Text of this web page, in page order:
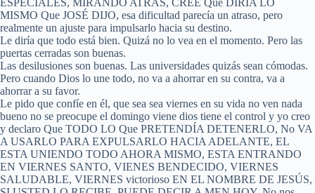
MISMO Que JOSÉ DIJO, esa dificultad parecía un atraso, pero
realmente un ajuste para impulsarlo hacia su destino.
Le diría que todo está bien. Quizá no lo vea en el momento. Pero las
puertas cerradas son buenas.
Las desilusiones son buenas. Las universidades quizás sean cómodas.
Pero cuando Dios lo une todo, no va a ahorrar en su contra, va a
ahorrar a su favor.
Le pido que confíe en él, que sea sea viernes en su vida no ven nada
bueno no se preocupe el domingo viene dios tiene el control y yo creo
y declaro Que TODO LO Que PRETENDÍA DETENERLO, No VA
A USARLO PARA EXPULSARLO HACIA ADELANTE, EL
ESTA UNIENDO TODO AHORA MISMO, ESTA ENTRANDO
EN VIERNES SANTO, VIENES BENDECIDO, VIERNES
SALUDABLE, VIERNES victorioso EN EL NOMBRE DE JESÚS,